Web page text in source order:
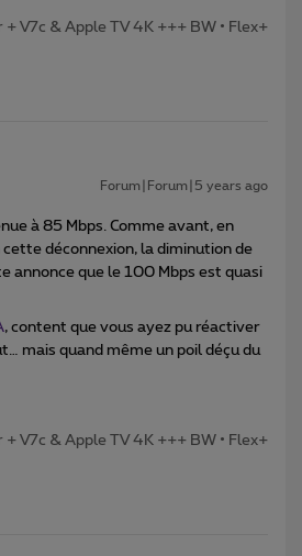
+ V7c & Apple TV 4K +++ BW • Flex+
Forum|Forum|5 years ago
à 85 Mbps. Comme avant, en
déconnexion, la diminution de
annonce que le 100 Mbps est quasi
, content que vous ayez pu réactiver
mais quand même un poil déçu du
+ V7c & Apple TV 4K +++ BW • Flex+